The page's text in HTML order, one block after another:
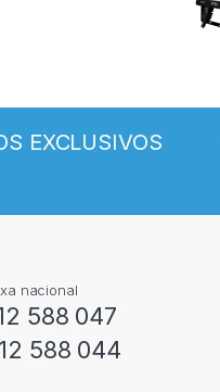
EXCLUSIVOS
nacional
588 047
588 044